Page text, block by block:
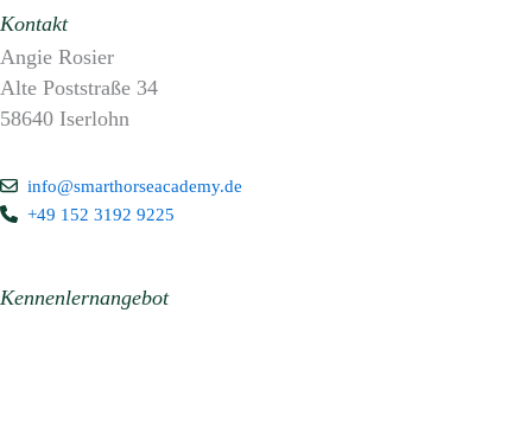
Kontakt
Angie Rosier
Alte Poststraße 34
58640 Iserlohn
info@smarthorseacademy.de
+49 152 3192 9225
Kennenlernangebot